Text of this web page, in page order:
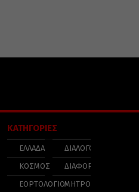
ΚΑΤΗΓΟΡΙΕΣ
ΕΛΛΑΔΑ
ΚΟΣΜΟΣ
ΕΟΡΤΟΛΟΓΙΟ
ΔΙΑΛΟΓΟΣ
ΔΙΑΦΟΡΑ
ΜΗΤΡΟΠΟΛΕΙΣ